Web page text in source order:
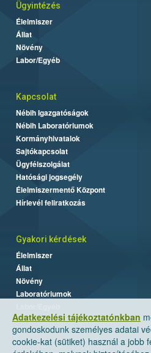
Adatkezelési tájékoztatónkban
gondoskodunk személyes adatai
cookie-kat (sütiket) használ a jobb
Ügyintézés
Élelmiszer
Állat
Növény
Labor/Egyéb
Kapcsolat
Nébih Igazgatóságok
Nébih Laboratóriumok
Kormányhivatalok
Sajtókapcsolat
Ügyfélszolgálat
Hatósági jogsegély
Élelmiszermentő Központ
Hírlevél feliratkozás
Gyakori kérdések
Élelmiszer
Állat
Növény
Laboratóriumok